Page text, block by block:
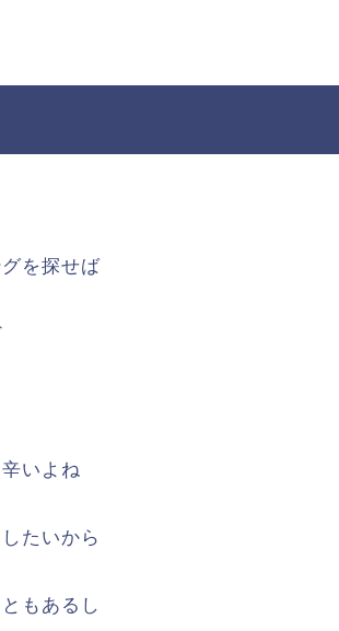
を探せば
いよね
たいから
もあるし